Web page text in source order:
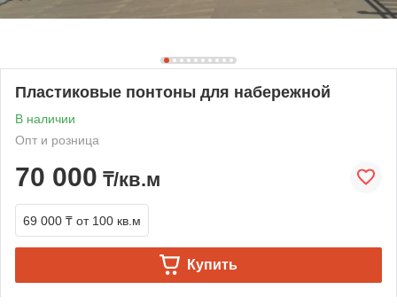
Пластиковые понтоны для набережной
В наличии
Опт и розница
70 000 ₸/кв.м
69 000 ₸ от 100 кв.м
Купить